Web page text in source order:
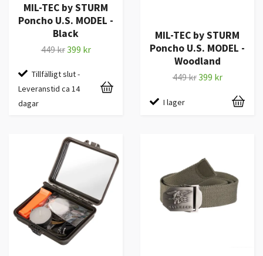
MIL-TEC by STURM
Poncho U.S. MODEL -
Black
449 kr399 kr
Tillfälligt slut -
Leveranstid ca 14
dagar
MIL-TEC by STURM
Poncho U.S. MODEL -
Woodland
449 kr399 kr
I lager